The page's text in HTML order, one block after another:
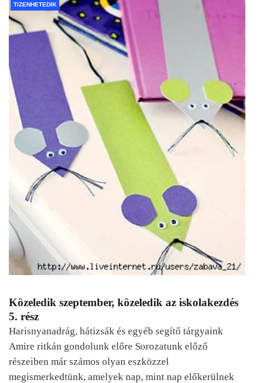
TIZENHETEDIK
Közeledik szeptember, közeledik az iskolakezdés
5. rész
Harisnyanadrág, hátizsák és egyéb segítő tárgyaink
Amire ritkán gondolunk előre Sorozatunk előző
részeiben már számos olyan eszközzel
megismerkedtünk, amelyek nap, mint nap előkerülnek